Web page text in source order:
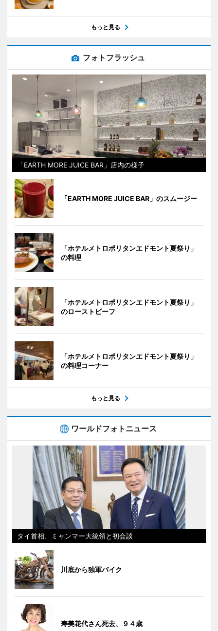
もっと見る
フォトフラッシュ
「EARTH MORE JUICE BAR」店内の様子
「EARTH MORE JUICE BAR」のスムージー
「ホテルメトロポリタンエドモント夏祭り」
の料理
「ホテルメトロポリタンエドモント夏祭り」
のローストビーフ
「ホテルメトロポリタンエドモント夏祭り」
の料理コーナー
もっと見る
ワールドフォトニュース
タイ首相、ミャンマー大統領と初会談
川底から独軍バイク
寿美花代さん死去、９４歳